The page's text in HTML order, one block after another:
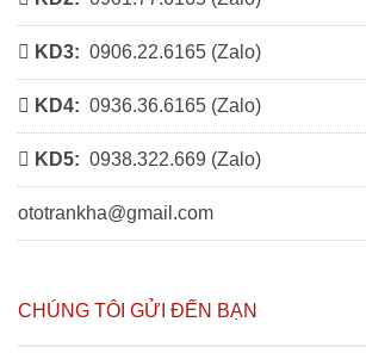
KD3: 0906.22.6165 (Zalo)
KD4: 0936.36.6165 (Zalo)
KD5: 0938.322.669 (Zalo)
ototrankha@gmail.com
CHÚNG TÔI GỬI ĐẾN BẠN